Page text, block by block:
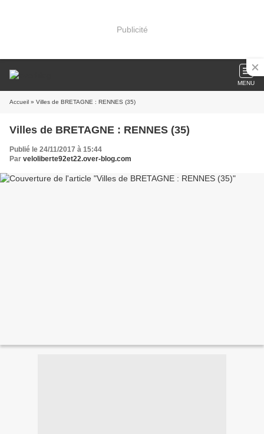
Publicité
MENU
Accueil » Villes de BRETAGNE : RENNES (35)
Villes de BRETAGNE : RENNES (35)
Publié le 24/11/2017 à 15:44
Par veloliberte92et22.over-blog.com